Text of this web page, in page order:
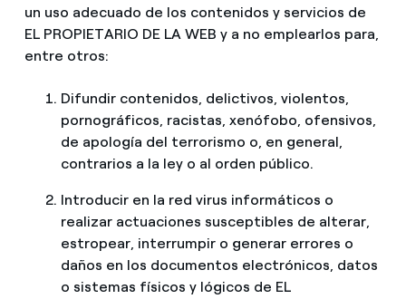
un uso adecuado de los contenidos y servicios de
EL PROPIETARIO DE LA WEB y a no emplearlos para,
entre otros:
Difundir contenidos, delictivos, violentos,
pornográficos, racistas, xenófobo, ofensivos,
de apología del terrorismo o, en general,
contrarios a la ley o al orden público.
Introducir en la red virus informáticos o
realizar actuaciones susceptibles de alterar,
estropear, interrumpir o generar errores o
daños en los documentos electrónicos, datos
o sistemas físicos y lógicos de EL